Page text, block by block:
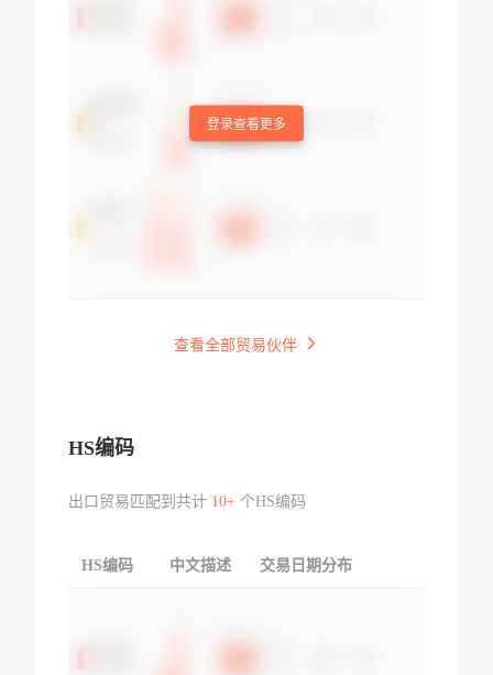
登录查看更多
查看全部贸易伙伴
HS编码
出口贸易匹配到共计 10+个HS编码
HS编码 中文描述 交易日期分布